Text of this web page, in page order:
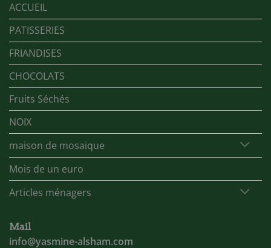
ACCUEIL
PATISSERIES
FRIANDISES
CHOCOLATS
Fruits Séchés
NOIX
maison de mosaique
Mois de un euro
Articles ménagers
Mail
info@yasmine-alsham.com